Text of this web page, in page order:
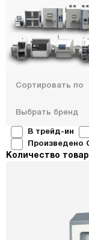
Сортировать по
Выбрать бренд
В трейд-ин
Произведено
Количество